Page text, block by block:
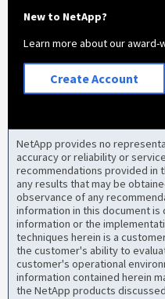
New to NetApp?
Learn more about our award-
Create Account
NetApp provides no
accuracy or reliability or
recommendations provided in
any results that may be
observance of any
information in this document is
information or the
techniques herein is a
the customer's ability to
customer's operational
information contained herein
the NetApp products